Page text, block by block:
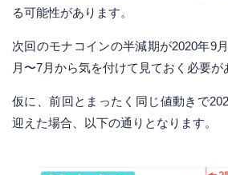
る可能性があります。
次回のモナコインの半減期が2020年9
月〜7月から気を付けて見ておく必要が
仮に、前回とまったく同じ値動きで
迎えた場合、以下の通りとなります。